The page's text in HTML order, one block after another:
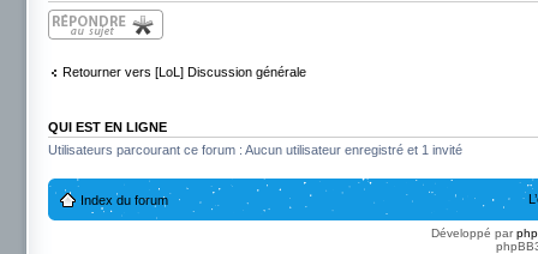
Répondre
Retourner vers [LoL] Discussion générale
QUI EST EN LIGNE
Utilisateurs parcourant ce forum : Aucun utilisateur enregistré et 1 invité
Index du forum
Développé par